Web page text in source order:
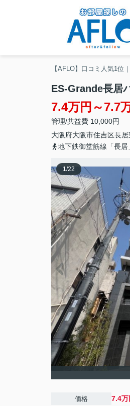
【AFLO】口コミ人気1位
ES‐Grande長居
7.4万円～7.7
管理/共益費 10,000円
大阪府大阪市住吉区長居
地下鉄御堂筋線「長
1/22
価格 7.4万